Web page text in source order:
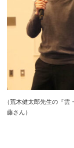
（荒木健太郎先生の『雲
藤さん）